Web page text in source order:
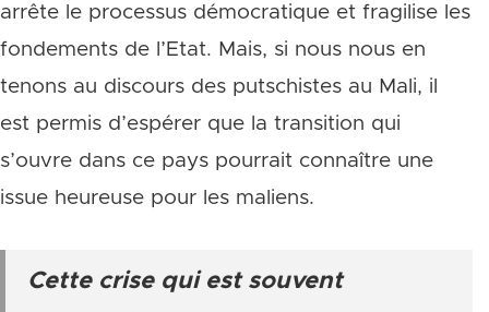
arrête le processus démocratique et fragilise les
fondements de l’Etat. Mais, si nous nous en
tenons au discours des putschistes au Mali, il
est permis d’espérer que la transition qui
s’ouvre dans ce pays pourrait connaître une
issue heureuse pour les maliens.
Cette crise qui est souvent